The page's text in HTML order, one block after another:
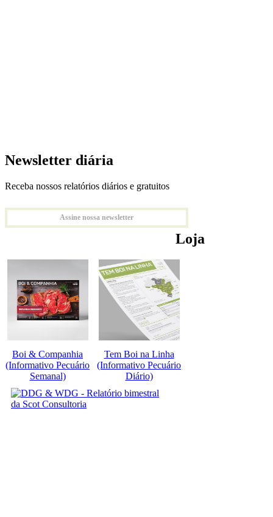
Newsletter diária
Receba nossos relatórios diários e gratuitos
Assine nossa newsletter
Loja
Boi & Companhia
(Informativo Pecuário
Semanal)
Tem Boi na Linha
(Informativo Pecuário
Diário)